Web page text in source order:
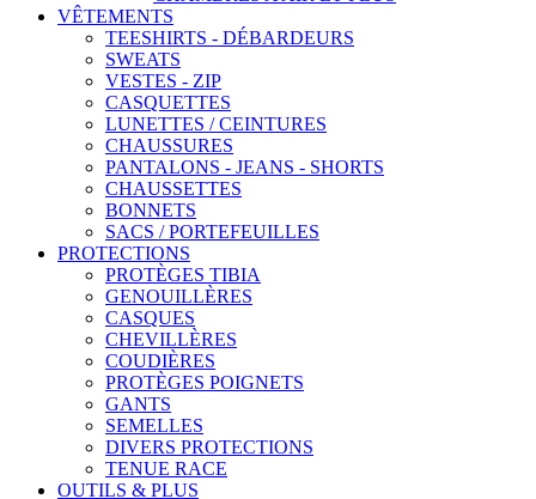
VÊTEMENTS
TEESHIRTS - DÉBARDEURS
SWEATS
VESTES - ZIP
CASQUETTES
LUNETTES / CEINTURES
CHAUSSURES
PANTALONS - JEANS - SHORTS
CHAUSSETTES
BONNETS
SACS / PORTEFEUILLES
PROTECTIONS
PROTÈGES TIBIA
GENOUILLÈRES
CASQUES
CHEVILLÈRES
COUDIÈRES
PROTÈGES POIGNETS
GANTS
SEMELLES
DIVERS PROTECTIONS
TENUE RACE
OUTILS & PLUS